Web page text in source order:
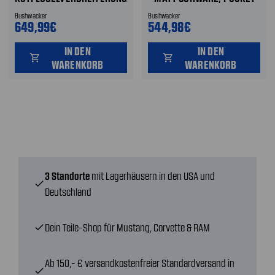
- MATT SCHWARZ, DRT
STYLE FENDER FLARES
VORNE UND HINTEN
Bushwacker
649,99€
shopping_cart
IN DEN
WARENKORB
STYLE VORNE
Bushwacker
544,98€
shopping_cart
IN DEN
WARENKORB
check
3 Standorte mit Lagerhäusern in den USA und
Deutschland
checkDein Teile-Shop für Mustang, Corvette & RAM
check
Ab 150,- € versandkostenfreier Standardversand in